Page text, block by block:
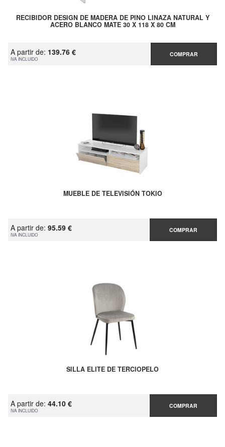
RECIBIDOR DESIGN DE MADERA DE PINO LINAZA NATURAL Y
ACERO BLANCO MATE 30 X 118 X 80 CM
A partir de: 139.76 €
IVA INCLUIDO
COMPRAR
MUEBLE DE TELEVISIÓN TOKIO
A partir de: 95.59 €
IVA INCLUIDO
COMPRAR
SILLA ELITE DE TERCIOPELO
A partir de: 44.10 €
IVA INCLUIDO
COMPRAR